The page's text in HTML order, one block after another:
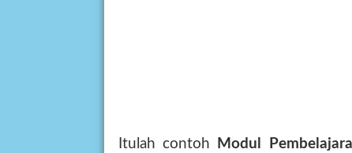
Itulah contoh
Modul